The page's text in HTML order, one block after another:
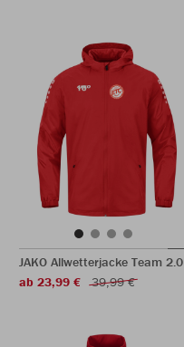
JAKO Allwetterjacke Team 2.0
ab 23,99 €
39,99 €